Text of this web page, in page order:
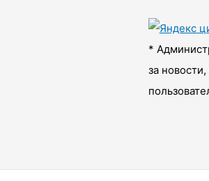
ы
*
за